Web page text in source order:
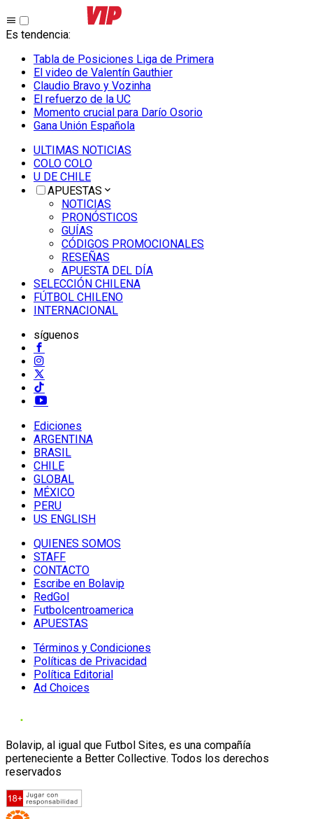
Es tendencia:
Tabla de Posiciones Liga de Primera
El video de Valentín Gauthier
Claudio Bravo y Vozinha
El refuerzo de la UC
Momento crucial para Darío Osorio
Gana Unión Española
ULTIMAS NOTICIAS
COLO COLO
U DE CHILE
APUESTAS
NOTICIAS
PRONÓSTICOS
GUÍAS
CÓDIGOS PROMOCIONALES
RESEÑAS
APUESTA DEL DÍA
SELECCIÓN CHILENA
FÚTBOL CHILENO
INTERNACIONAL
síguenos
Ediciones
ARGENTINA
BRASIL
CHILE
GLOBAL
MÉXICO
PERU
US ENGLISH
QUIENES SOMOS
STAFF
CONTACTO
Escribe en Bolavip
RedGol
Futbolcentroamerica
APUESTAS
Términos y Condiciones
Políticas de Privacidad
Política Editorial
Ad Choices
Bolavip, al igual que Futbol Sites, es una compañía
perteneciente a Better Collective. Todos los derechos
reservados